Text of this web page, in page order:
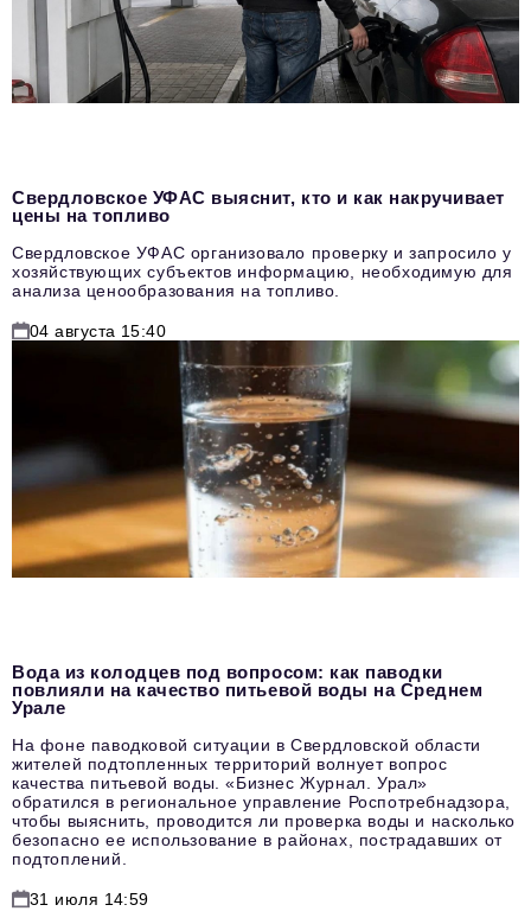
Свердловское УФАС выяснит, кто и как накручивает
цены на топливо
Свердловское УФАС организовало проверку и запросило у
хозяйствующих субъектов информацию, необходимую для
анализа ценообразования на топливо.
04 августа 15:40
Вода из колодцев под вопросом: как паводки
повлияли на качество питьевой воды на Среднем
Урале
На фоне паводковой ситуации в Свердловской области
жителей подтопленных территорий волнует вопрос
качества питьевой воды. «Бизнес Журнал. Урал»
обратился в региональное управление Роспотребнадзора,
чтобы выяснить, проводится ли проверка воды и насколько
безопасно ее использование в районах, пострадавших от
подтоплений.
31 июля 14:59